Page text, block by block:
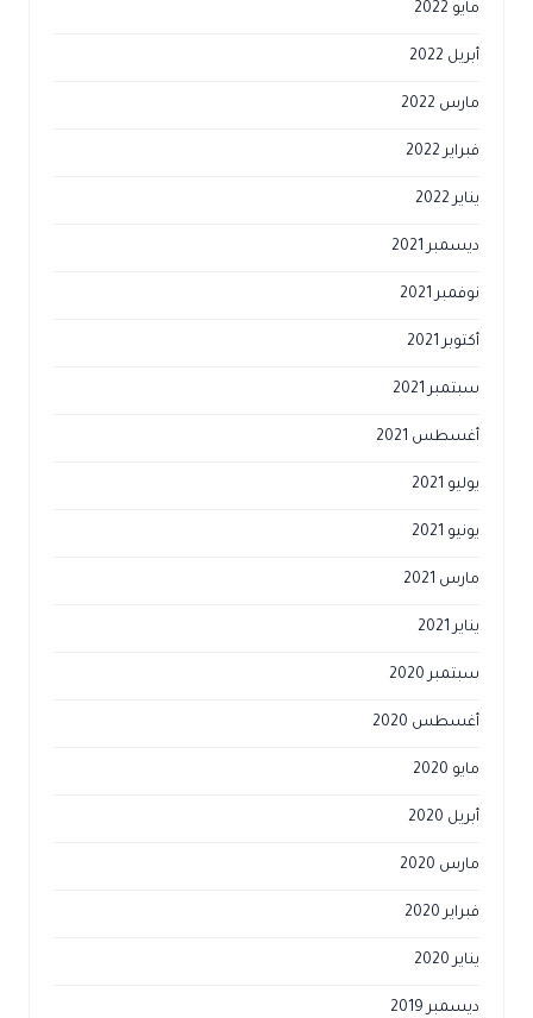
مايو 2022
أبريل 2022
مارس 2022
فبراير 2022
يناير 2022
ديسمبر 2021
نوفمبر 2021
أكتوبر 2021
سبتمبر 2021
أغسطس 2021
يوليو 2021
يونيو 2021
مارس 2021
يناير 2021
سبتمبر 2020
أغسطس 2020
مايو 2020
أبريل 2020
مارس 2020
فبراير 2020
يناير 2020
ديسمبر 2019